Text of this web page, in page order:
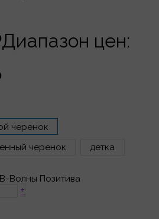
Диапазон цен:
черенок
черенок
детка
Волны Позитива
+